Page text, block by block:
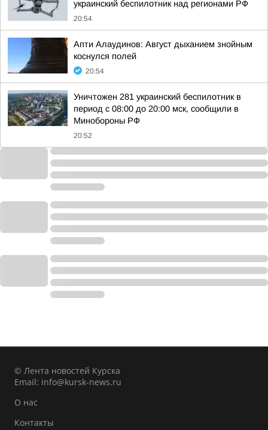
украинский беспилотник над регионами РФ
20:54
Апти Алаудинов: Август дыханием знойным
коснулся полей
20:54
Уничтожен 281 украинский беспилотник в
период с 08:00 до 20:00 мск, сообщили в
Минобороны РФ
20:52
© Лента новостей Курска
Email: info@kursk-news.ru
О нас
Контакты